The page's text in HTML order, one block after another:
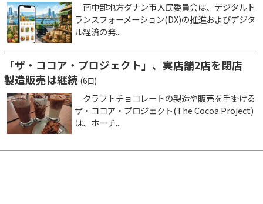
南中部地方ダナン市人民委員会は、デジタルト
ランスフォーメーション(DX)の推進およびデジタ
ル経済の発...
「ザ・ココア・プロジェクト」、実店舗2店を閉店
製造販売は継続 (6日)
クラフトチョコレートの製造や販売を手掛ける
ザ・ココア・プロジェクト(The Cocoa Project)
は、ホーチ...